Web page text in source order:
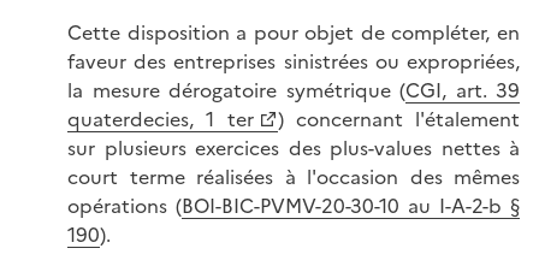
Cette disposition a pour objet de compléter, en
faveur des entreprises sinistrées ou expropriées,
la mesure dérogatoire symétrique (CGI, art. 39
quaterdecies, 1 ter
) concernant l'étalement
sur plusieurs exercices des plus-values nettes à
court terme réalisées à l'occasion des mêmes
opérations (BOI-BIC-PVMV-20-30-10 au I-A-2-b §
190).